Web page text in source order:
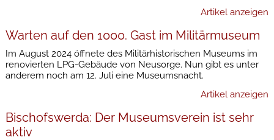
Artikel anzeigen
Warten auf den 1000. Gast im Militärmuseum
Im August 2024 öffnete des Militärhistorischen Museums im
renovierten LPG-Gebäude von Neusorge. Nun gibt es unter
anderem noch am 12. Juli eine Museumsnacht.
Artikel anzeigen
Bischofswerda: Der Museumsverein ist sehr
aktiv